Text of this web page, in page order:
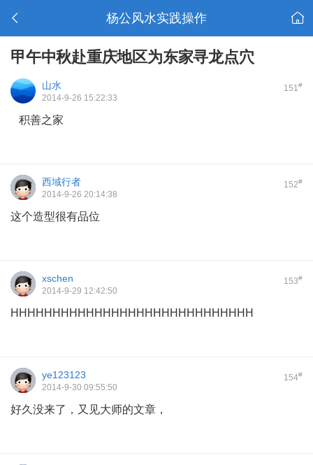
杨公风水实践操作
甲午中秋赴重庆地区为东家寻龙点穴
151#
山水
2014-9-26 15:22:33
积善之家
152#
西域行者
2014-9-26 20:14:38
这个造型很有品位
153#
xschen
2014-9-29 12:42:50
HHHHHHHHHHHHHHHHHHHHHHHHHHHHH
154#
ye123123
2014-9-30 09:55:50
好久没来了，又见大师的文章，